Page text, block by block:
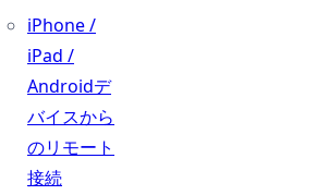
iPhone /
iPad /
Androidデ
バイスから
のリモート
接続